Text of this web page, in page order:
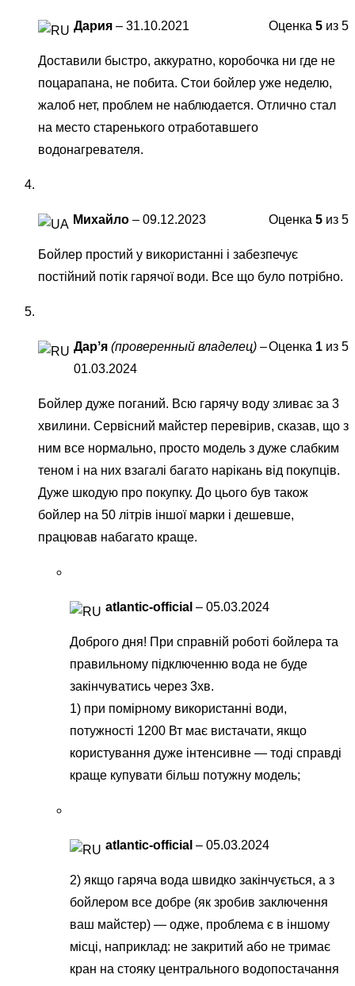
Оценка 5 из 5
Дария – 31.10.2021
Доставили быстро, аккуратно, коробочка ни где не
поцарапана, не побита. Стои бойлер уже неделю,
жалоб нет, проблем не наблюдается. Отлично стал
на место старенького отработавшего
водонагревателя.
Оценка 5 из 5
Михайло – 09.12.2023
Бойлер простий у використанні і забезпечує
постійний потік гарячої води. Все що було потрібно.
Оценка 1 из 5
Дарʼя (проверенный владелец) –
01.03.2024
Бойлер дуже поганий. Всю гарячу воду зливає за 3
хвилини. Сервісний майстер перевірив, сказав, що з
ним все нормально, просто модель з дуже слабким
теном і на них взагалі багато нарікань від покупців.
Дуже шкодую про покупку. До цього був також
бойлер на 50 літрів іншої марки і дешевше,
працював набагато краще.
atlantic-official – 05.03.2024
Доброго дня! При справній роботі бойлера та
правильному підключенню вода не буде
закінчуватись через 3хв.
1) при помірному використанні води,
потужності 1200 Вт має вистачати, якщо
користування дуже інтенсивне — тоді справді
краще купувати більш потужну модель;
atlantic-official – 05.03.2024
2) якщо гаряча вода швидко закінчується, а з
бойлером все добре (як зробив заключення
ваш майстер) — одже, проблема є в іншому
місці, наприклад: не закритий або не тримає
кран на стояку центрального водопостачання